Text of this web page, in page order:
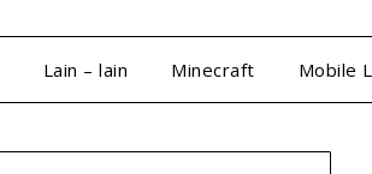
Lain – lain Minecraft Mobile